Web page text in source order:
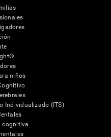
niños
Individualizado (ITS)
cognitiva